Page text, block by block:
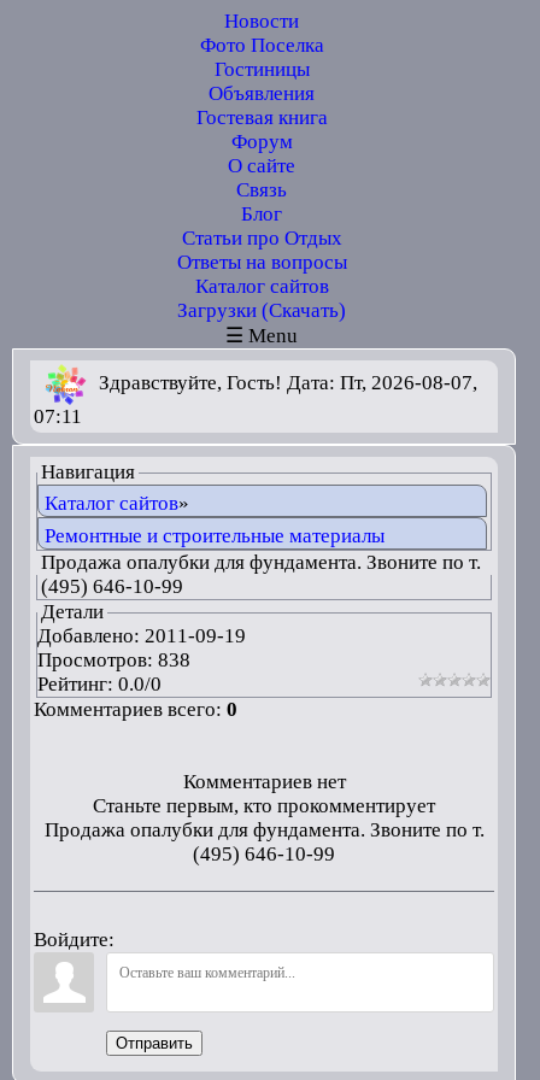
Новости
Фото Поселка
Гостиницы
Объявления
Гостевая книга
Форум
О сайте
Связь
Блог
Статьи про Отдых
Ответы на вопросы
Каталог сайтов
Загрузки (Скачать)
☰ Menu
Здравствуйте, Гость! Дата: Пт, 2026-08-07,
07:11
Навигация
Каталог сайтов»
Ремонтные и строительные материалы
Продажа опалубки для фундамента. Звоните по т.
(495) 646-10-99
Детали
Добавлено: 2011-09-19
Просмотров: 838
Рейтинг: 0.0/0
Комментариев всего: 0
Комментариев нет
Станьте первым, кто прокомментирует
Продажа опалубки для фундамента. Звоните по т.
(495) 646-10-99
Войдите:
Отправить